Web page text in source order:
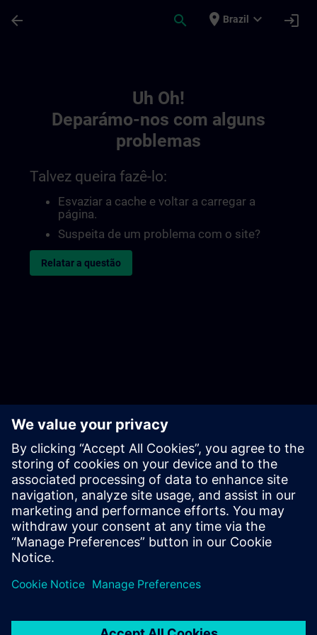
arrow_back search place Brazil expand_more login
Uh Oh!
Deparámo-nos com alguns
problemas
Talvez queira fazê-lo:
Esvaziar a cache e voltar a carregar a
página.
Suspeita de um problema com o site?
Relatar a questão